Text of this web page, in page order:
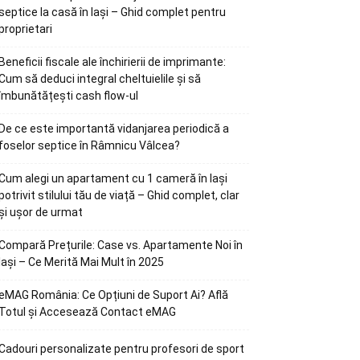
la casă în Iași – Ghid complet pentru
fiscale ale închirierii de imprimante:
să deduci integral cheltuielile și să
cash flow-ul
ce este importantă vidanjarea periodică a
septice în Râmnicu Vâlcea?
alegi un apartament cu 1 cameră în Iași
stilului tău de viață – Ghid complet, clar
ușor de urmat
Prețurile: Case vs. Apartamente Noi în
– Ce Merită Mai Mult în 2025
România: Ce Opțiuni de Suport Ai? Află
și Accesează Contact eMAG
personalizate pentru profesori de sport